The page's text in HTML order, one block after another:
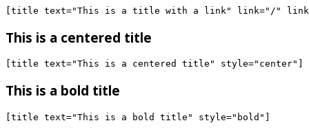
This is a centered title
This is a bold title